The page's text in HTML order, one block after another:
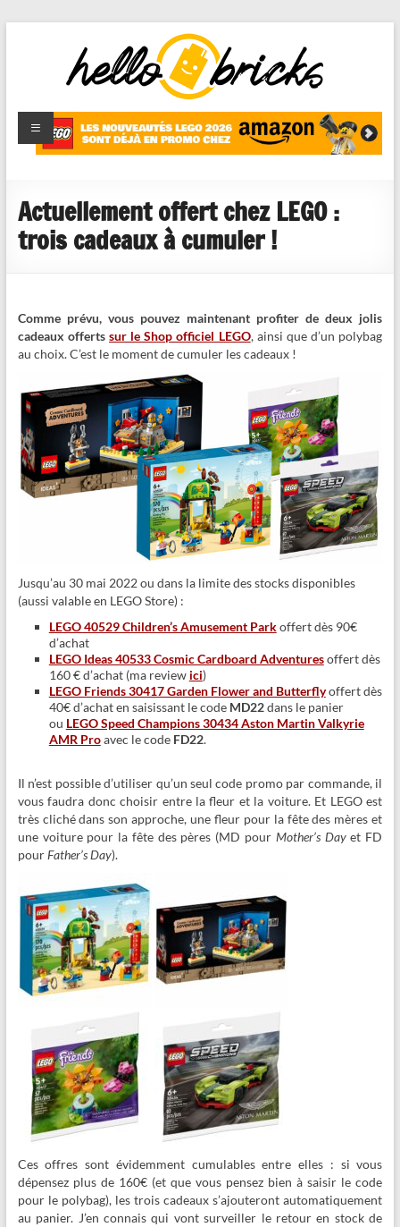
HelloBricks
Blog LEGO,
nouveaut�s
reviews
Actuellement offert chez LEGO :
trois cadeaux à cumuler !
Comme prévu, vous pouvez maintenant profiter de deux jolis
cadeaux offertssur le Shop officiel LEGO, ainsi que d’un polybag
au choix. C’est le moment de cumuler les cadeaux !
Jusqu’au 30 mai 2022 ou dans la limite des stocks disponibles
(aussi valable en LEGO Store) :
LEGO 40529 Children’s Amusement Parkoffert dès 90€
d’achat
LEGO Ideas 40533 Cosmic Cardboard Adventuresoffert dès
160 € d’achat (ma review ici)
LEGO Friends 30417 Garden Flower and Butterflyoffert dès
40€ d’achat en saisissant le code MD22dans le panier
ou LEGO Speed Champions 30434 Aston Martin Valkyrie
AMR Proavec le code FD22.
Il n’est possible d’utiliser qu’un seul code promo par commande, il
vous faudra donc choisir entre la fleur et la voiture. Et LEGO est
très cliché dans son approche, une fleur pour la fête des mères et
une voiture pour la fête des pères (MD pour Mother’s Dayet FD
pourFather’s Day).
Ces offres sont évidemment cumulables entre elles : si vous
dépensez plus de 160€ (et que vous pensez bien à saisir le code
pour le polybag), les trois cadeaux s’ajouteront automatiquement
au panier. J’en connais qui vont surveiller le retour en stock de